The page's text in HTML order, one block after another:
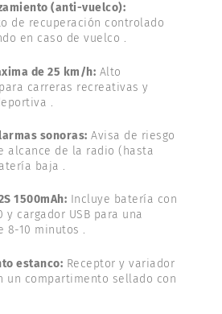
(anti-vuelco):
de recuperación controlado
en caso de vuelco .
de 25 km/h: Alto
carreras recreativas y
.
sonoras: Avisa de riesgo
alcance de la radio (hasta
baja .
1500mAh: Incluye batería con
y cargador USB para una
8-10 minutos .
estanco: Receptor y variador
un compartimento sellado con